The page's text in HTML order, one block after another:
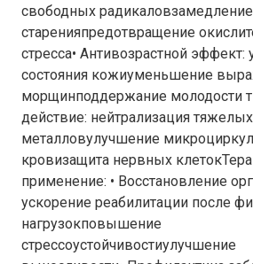
свободных
старенияпредотвращение
стресса• Антивозрастной эффект:
состояния кожиуменьшение
морщинподдержание молодости
действие: нейтрализация тяжелых
металловулучшение
кровизащита нервных
применение: • Восстановление
ускорение реабилитации после
нагрузокповышение
стрессоустойчивостиулучшение